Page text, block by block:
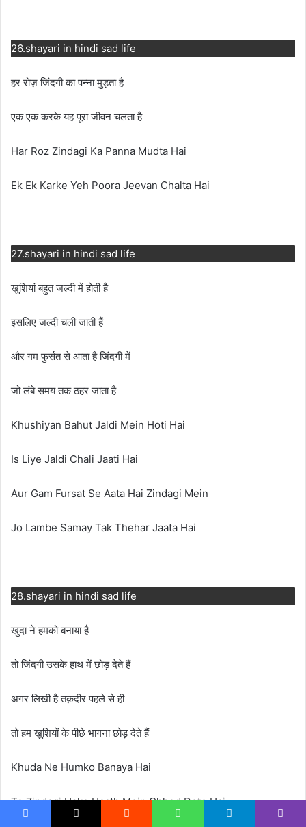
26.shayari in hindi sad life
हर रोज़ जिंदगी का पन्ना मुड़ता है
एक एक करके यह पूरा जीवन चलता है
Har Roz Zindagi Ka Panna Mudta Hai
Ek Ek Karke Yeh Poora Jeevan Chalta Hai
27.shayari in hindi sad life
खुशियां बहुत जल्दी में होती है
इसलिए जल्दी चली जाती हैं
और गम फुर्सत से आता है जिंदगी में
जो लंबे समय तक ठहर जाता है
Khushiyan Bahut Jaldi Mein Hoti Hai
Is Liye Jaldi Chali Jaati Hai
Aur Gam Fursat Se Aata Hai Zindagi Mein
Jo Lambe Samay Tak Thehar Jaata Hai
28.shayari in hindi sad life
खुदा ने हमको बनाया है
तो जिंदगी उसके हाथ में छोड़ देते हैं
अगर लिखी है तक़दीर पहले से ही
तो हम खुशियों के पीछे भागना छोड़ देते हैं
Khuda Ne Humko Banaya Hai
To Zindagi Uske Haath Mein Chhod Dete Hai